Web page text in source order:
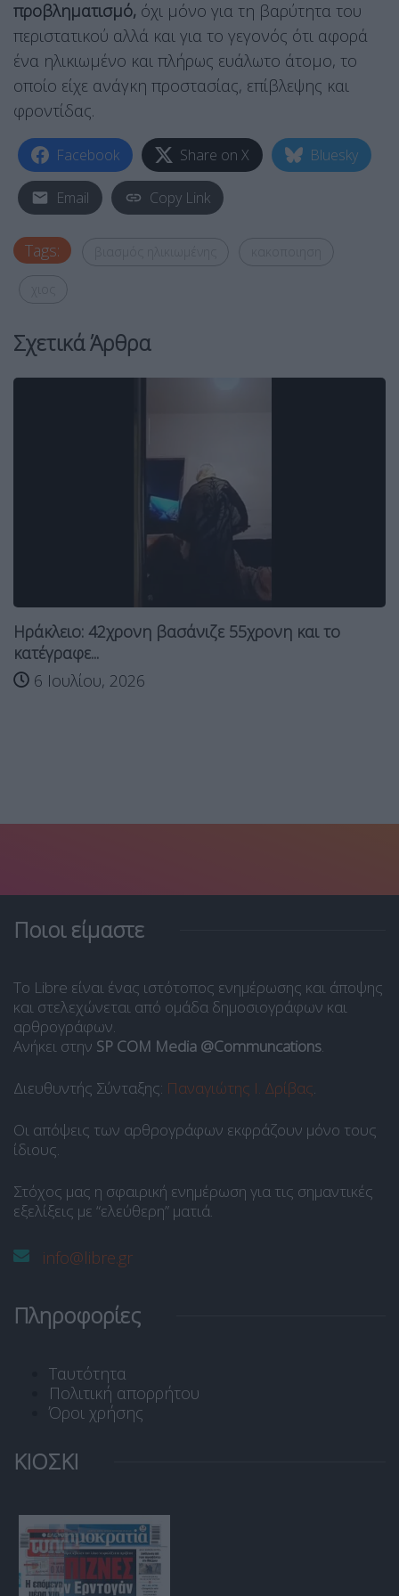
προβληματισμό, όχι μόνο για τη βαρύτητα του
περιστατικού αλλά και για το γεγονός ότι αφορά
ένα ηλικιωμένο και πλήρως ευάλωτο άτομο, το
οποίο είχε ανάγκη προστασίας, επίβλεψης και
φροντίδας.
Facebook Share on X Bluesky
Email Copy Link
Tags:
Σχετικά Άρθρα
Ηράκλειο: 42χρονη βασάνιζε 55χρονη και το
κατέγραφε...
6 Ιουλίου, 2026
Ποιοι είμαστε
Το Libre είναι ένας ιστότοπος ενημέρωσης και άποψης
και στελεχώνεται από ομάδα δημοσιογράφων και
αρθρογράφων.
Ανήκει στην SP COM Media @Communcations.
Διευθυντής Σύνταξης: Παναγιώτης Ι. Δρίβας.
Οι απόψεις των αρθρογράφων εκφράζουν μόνο τους
ίδιους.
Στόχος μας η σφαιρική ενημέρωση για τις σημαντικές
εξελίξεις με “ελεύθερη” ματιά.
info@libre.gr
Πληροφορίες
Ταυτότητα
Πολιτική απορρήτου
Όροι χρήσης
ΚΙΟΣΚΙ